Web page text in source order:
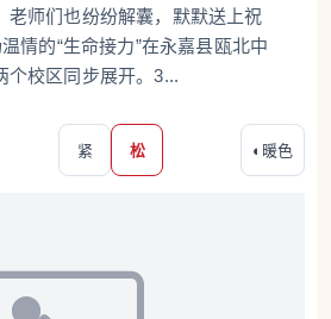
老师们也纷纷解囊，默默送上祝
情的“生命接力”在永嘉县瓯北中
个校区同步展开。3...
紧 松 ◐ 暖色